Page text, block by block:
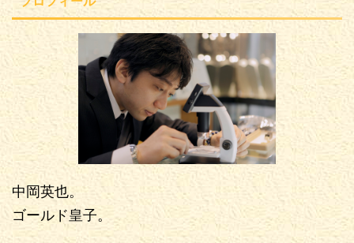
中岡英也。
ゴールド皇子。